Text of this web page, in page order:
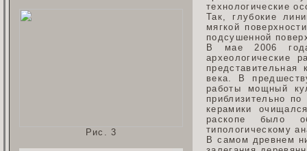
Рис. 3
технологические
Так, глубокие
мягкой
подсушенной
В мае 2006
археологические
века. В
работы мощный
приблизительно
керамики
раскопе было
типологическому
В самом древнем